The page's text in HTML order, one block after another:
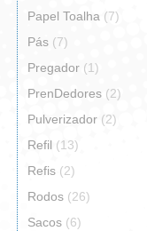
Papel Toalha (7)
Pás (7)
Pregador (1)
PrenDedores (2)
Pulverizador (2)
Refil (13)
Refis (2)
Rodos (26)
Sacos (6)